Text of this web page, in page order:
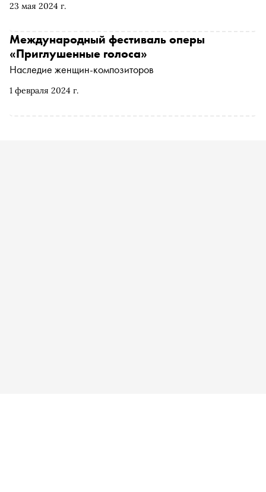
23 мая 2024 г.
1 февраля 2024 г.
Международный фестиваль оперы
«Приглушенные голоса»
Наследие женщин-композиторов